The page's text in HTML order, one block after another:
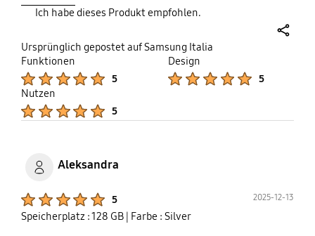
Ich habe dieses Produkt empfohlen.
Ursprünglich gepostet auf Samsung Italia
Funktionen
5
Design
5
Nutzen
5
Aleksandra
5 2025-12-13
Speicherplatz : 128 GB | Farbe : Silver